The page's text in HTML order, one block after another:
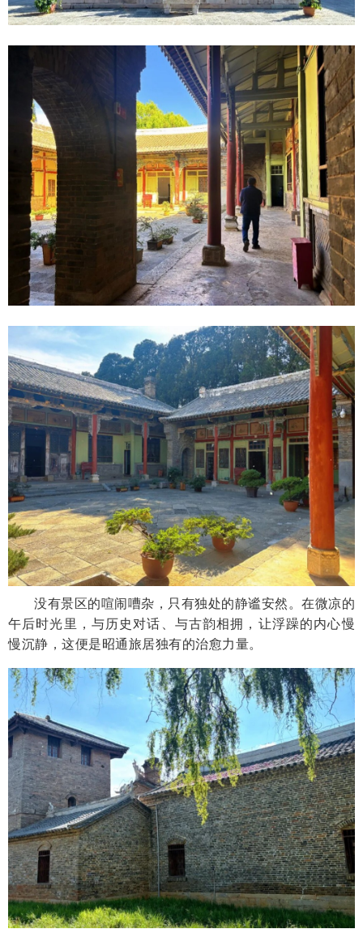
没有景区的喧闹嘈杂，只有独处的静谧安然。在微凉的
午后时光里，与历史对话、与古韵相拥，让浮躁的内心慢
慢沉静，这便是昭通旅居独有的治愈力量。